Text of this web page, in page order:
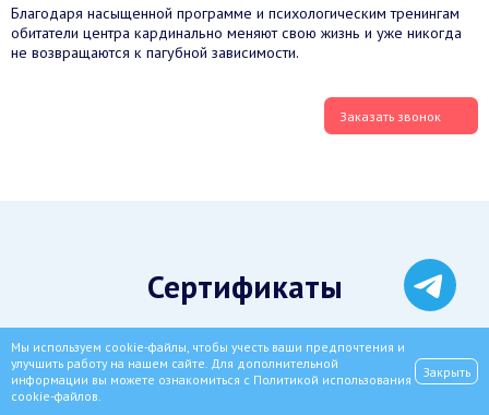
Благодаря насыщенной программе и психологическим тренингам
обитатели центра кардинально меняют свою жизнь и уже никогда
не возвращаются к пагубной зависимости.
Заказать звонок
Сертификаты
Мы используем cookie-файлы, чтобы учесть ваши предпочтения и
улучшить работу на нашем сайте. Для дополнительной
информации вы можете ознакомиться с Политикой использования
cookie-файлов.
Закрыть